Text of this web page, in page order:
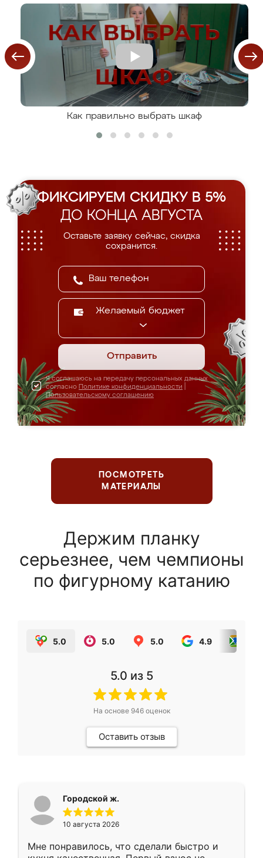
Как правильно выбрать шкаф
ФИКСИРУЕМ СКИДКУ В 5%
ДО КОНЦА АВГУСТА
Оставьте заявку сейчас, скидка
сохранится.
Желаемый бюджет
Отправить
Я соглашаюсь на передачу персональных данных
согласно Политике конфиденциальности
Пользовательскому соглашению
ПОСМОТРЕТЬ
МАТЕРИАЛЫ
Держим планку
серьезнее, чем чемпионы
по фигурному катанию
5.0 5.0 5.0 4.9
5.0 из 5
На основе 946оценок
Оставить отзыв
Городской ж.
10 августа 2026
Мне понравилось, что сделали быстро и